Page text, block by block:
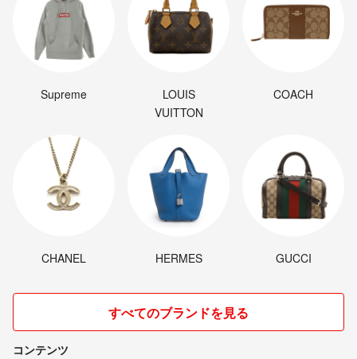
Supreme
LOUIS
VUITTON
COACH
CHANEL HERMES GUCCI
すべてのブランドを見る
コンテンツ